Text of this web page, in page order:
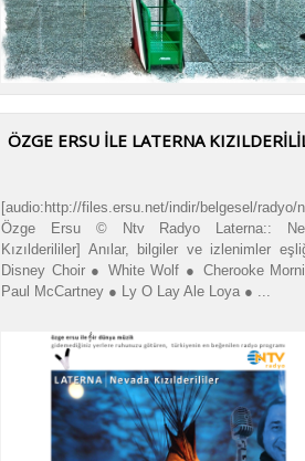
ÖZGE ERSU İLE LATERNA
[audio:http://files.ersu.net/indir/belgesel/
Özge Ersu © Ntv Radyo Laterna::
Kızılderililer] Anılar, bilgiler ve izlenimler
Disney Choir ● White Wolf ● Cherooke
Paul McCartney ● Ly O Lay Ale Loya ● ...